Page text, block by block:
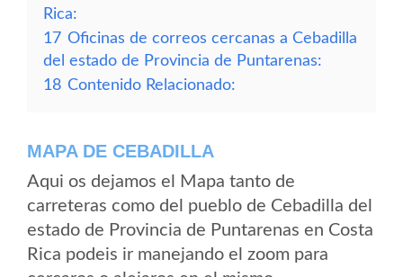
Rica:
17 Oficinas de correos cercanas a Cebadilla
del estado de Provincia de Puntarenas:
18 Contenido Relacionado:
MAPA DE CEBADILLA
Aqui os dejamos el Mapa tanto de
carreteras como del pueblo de Cebadilla del
estado de Provincia de Puntarenas en Costa
Rica podeis ir manejando el zoom para